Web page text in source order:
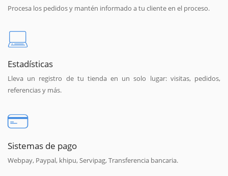
Procesa los pedidos y mantén informado a tu cliente en el proceso.
Estadísticas
Lleva un registro de tu tienda en un solo lugar: visitas, pedidos,
referencias y más.
Sistemas de pago
Webpay, Paypal, khipu, Servipag, Transferencia bancaria.